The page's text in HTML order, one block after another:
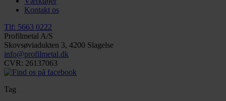
Kontakt os
Tlf: 5663 0222
Profilmetal A/S
Skovsøviadukten 3, 4200 Slagelse
info@profilmetal.dk
CVR: 26137063
Tag